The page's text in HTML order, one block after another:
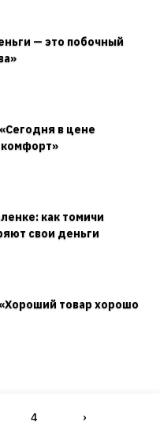
— это побочный
в цене
комфорт»
как томичи
свои деньги
товар хорошо
4 ›